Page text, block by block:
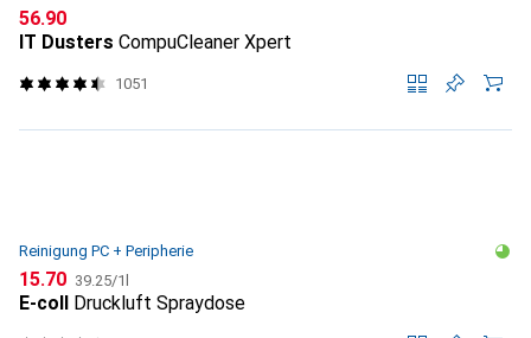
CHF
56.90
IT Dusters CompuCleaner Xpert
1051
Reinigung PC + Peripherie
CHF
15.70 CHF
39.25/1l
E-coll Druckluft Spraydose